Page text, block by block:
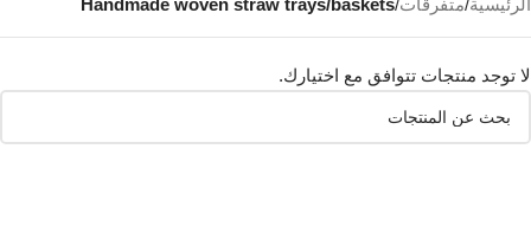
الرئيسية/متفرقات/
Handmade woven straw trays/baskets
لا توجد منتجات تتوافق مع اختيارك.